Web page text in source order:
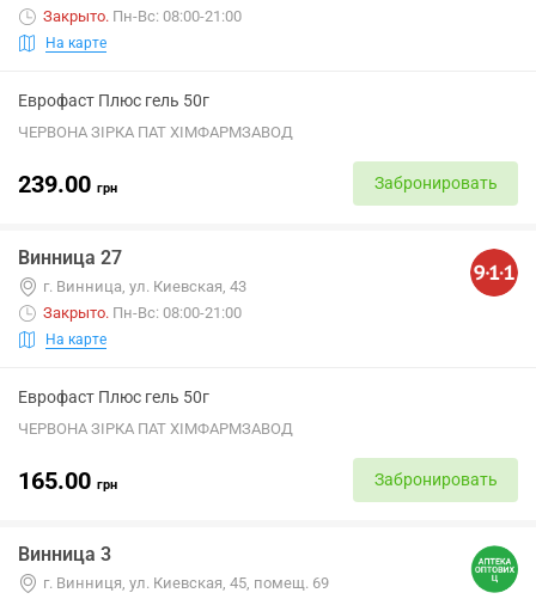
Закрыто. Пн-Вс: 08:00-21:00
На карте
Еврофаст Плюс гель 50г
ЧЕРВОНА ЗІРКА ПАТ ХІМФАРМЗАВОД
239.00 грн Забронировать
Винница 27
г. Винница, ул. Киевская, 43
Закрыто. Пн-Вс: 08:00-21:00
На карте
Еврофаст Плюс гель 50г
ЧЕРВОНА ЗІРКА ПАТ ХІМФАРМЗАВОД
165.00 грн Забронировать
Винница 3
г. Винниця, ул. Киевская, 45, помещ. 69